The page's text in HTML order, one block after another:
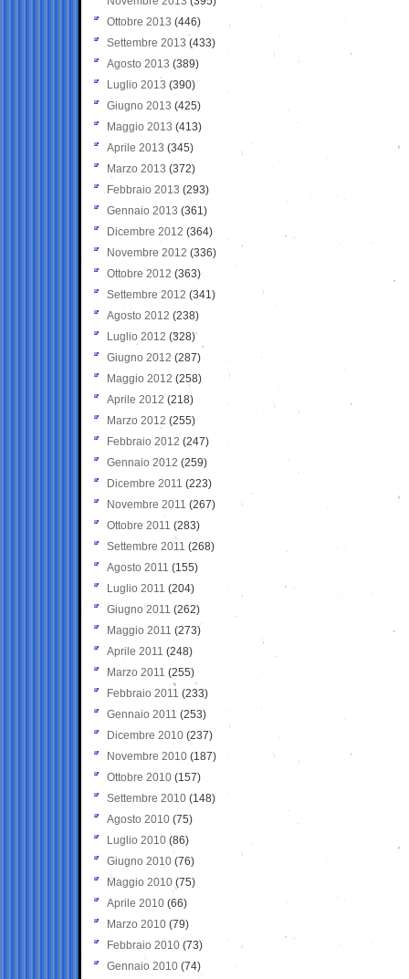
Ottobre 2013 (446)
Settembre 2013 (433)
Agosto 2013 (389)
Luglio 2013 (390)
Giugno 2013 (425)
Maggio 2013 (413)
Aprile 2013 (345)
Marzo 2013 (372)
Febbraio 2013 (293)
Gennaio 2013 (361)
Dicembre 2012 (364)
Novembre 2012 (336)
Ottobre 2012 (363)
Settembre 2012 (341)
Agosto 2012 (238)
Luglio 2012 (328)
Giugno 2012 (287)
Maggio 2012 (258)
Aprile 2012 (218)
Marzo 2012 (255)
Febbraio 2012 (247)
Gennaio 2012 (259)
Dicembre 2011 (223)
Novembre 2011 (267)
Ottobre 2011 (283)
Settembre 2011 (268)
Agosto 2011 (155)
Luglio 2011 (204)
Giugno 2011 (262)
Maggio 2011 (273)
Aprile 2011 (248)
Marzo 2011 (255)
Febbraio 2011 (233)
Gennaio 2011 (253)
Dicembre 2010 (237)
Novembre 2010 (187)
Ottobre 2010 (157)
Settembre 2010 (148)
Agosto 2010 (75)
Luglio 2010 (86)
Giugno 2010 (76)
Maggio 2010 (75)
Aprile 2010 (66)
Marzo 2010 (79)
Febbraio 2010 (73)
Gennaio 2010 (74)